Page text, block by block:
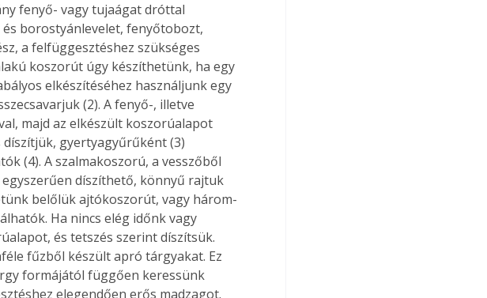
fenyő- vagy tujaágat dróttal
borostyánlevelet, fenyőtobozt,
a felfüggesztéshez szükséges
koszorút úgy készíthetünk, ha egy
elkészítéséhez használjunk egy
(2). A fenyő-, illetve
majd az elkészült koszorúalapot
gyertyagyűrűként (3)
(4). A szalmakoszorú, a vesszőből
díszíthető, könnyű rajtuk
belőlük ajtókoszorút, vagy három-
Ha nincs elég időnk vagy
és tetszés szerint díszítsük.
fűzből készült apró tárgyakat. Ez
formájától függően keressünk
elegendően erős madzagot.